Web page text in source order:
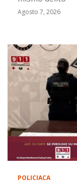
Agosto 7, 2026
POLICIACA